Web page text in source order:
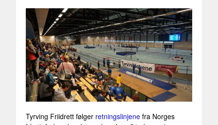
Tyrving Friidrett følger retningslinjenefra Norges